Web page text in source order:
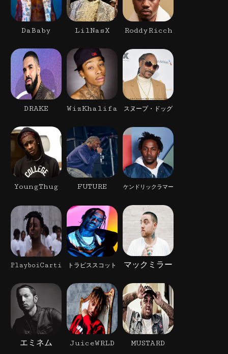
DaBaby LilNasX RoddyRicch
DRAKE WizKhalifa スヌープ・ドッグ
YoungThug FUTURE ケンドリックラマー
PlayboiCarti トラビススコット マックミラー
エミネム JuiceWRLD MUSTARD